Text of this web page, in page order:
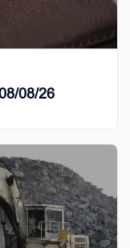
08/26